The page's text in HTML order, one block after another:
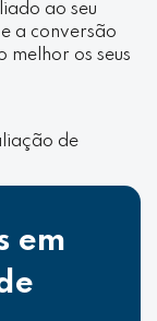
ao seu
a conversão
melhor os seus
de
em